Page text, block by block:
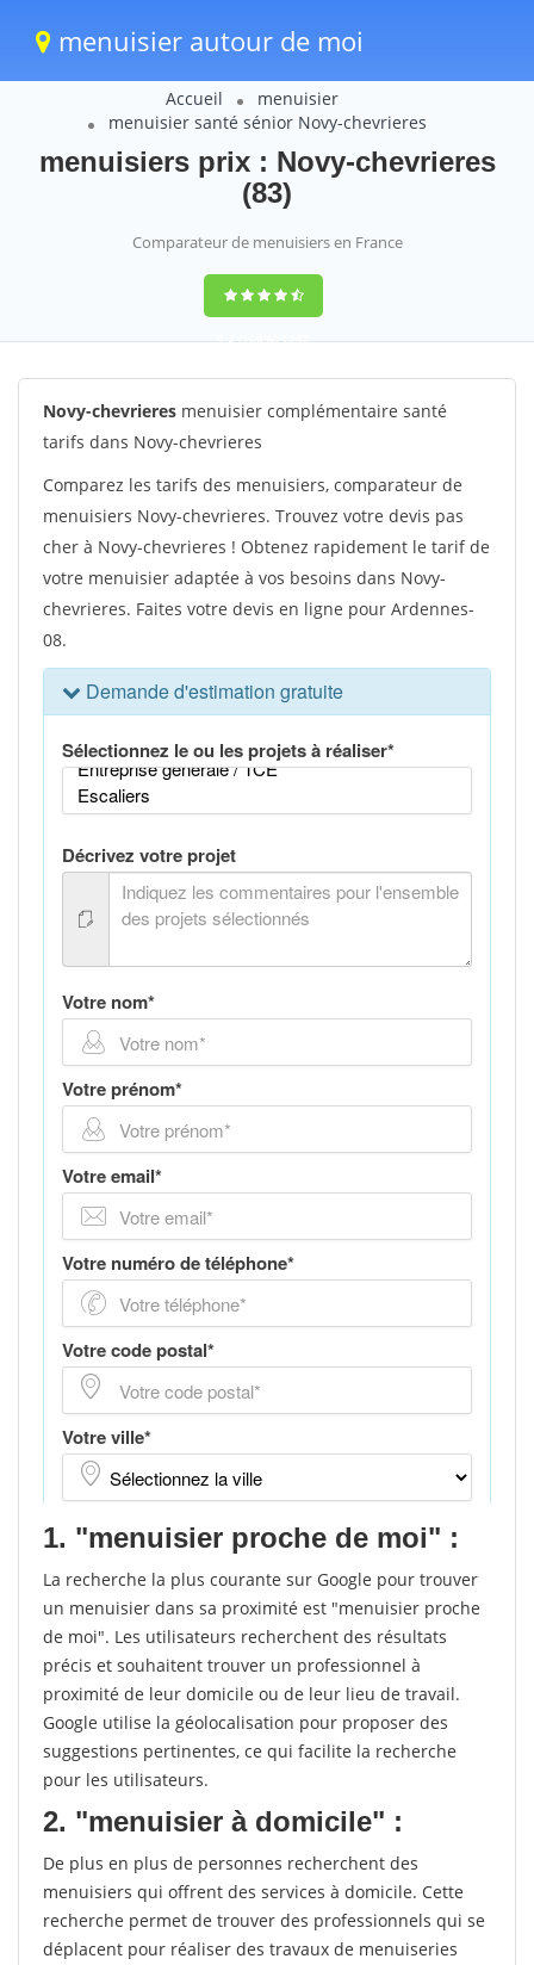
menuisier autour de moi
Accueil
menuisier
menuisier santé sénior Novy-chevrieres
menuisiers prix : Novy-chevrieres
(83)
Comparateur de menuisiers en France
9,2(100%)1242
votes
Novy-chevrieres menuisier complémentaire santé
tarifs dans Novy-chevrieres
Comparez les tarifs des menuisiers, comparateur de
menuisiers Novy-chevrieres. Trouvez votre devis pas
cher à Novy-chevrieres ! Obtenez rapidement le tarif de
votre menuisier adaptée à vos besoins dans Novy-
chevrieres. Faites votre devis en ligne pour Ardennes-
08.
1. "menuisier proche de moi" :
La recherche la plus courante sur Google pour trouver
un menuisier dans sa proximité est "menuisier proche
de moi". Les utilisateurs recherchent des résultats
précis et souhaitent trouver un professionnel à
proximité de leur domicile ou de leur lieu de travail.
Google utilise la géolocalisation pour proposer des
suggestions pertinentes, ce qui facilite la recherche
pour les utilisateurs.
2. "menuisier à domicile" :
De plus en plus de personnes recherchent des
menuisiers qui offrent des services à domicile. Cette
recherche permet de trouver des professionnels qui se
déplacent pour réaliser des travaux de menuiseries